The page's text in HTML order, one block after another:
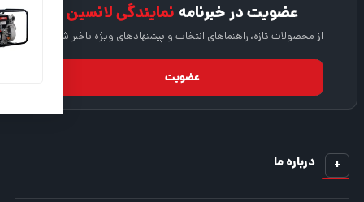
عضویت در خبرنامه نمایندگی لانسین
از محصولات تازه، راهنماهای انتخاب و پیشنهادهای ویژه باخبر شوید.
شماره موبایل یا ایمیل
عضویت
درباره ما